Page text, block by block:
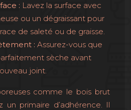
: Lavez la surface avec
ou un dégraissant pour
de saleté ou de graisse.
: Assurez-vous que
sèche avant
joint.
comme le bois brut
un primaire d’adhérence. Il